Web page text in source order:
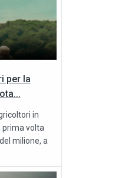
per la
in
prima volta
milione, a